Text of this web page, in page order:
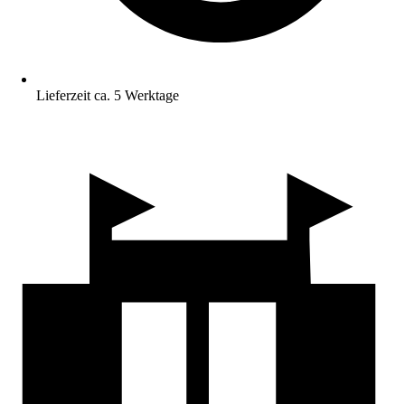
Lieferzeit ca. 5 Werktage